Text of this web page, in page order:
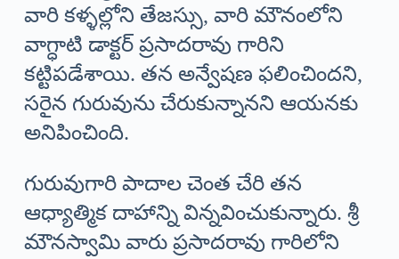
వారి కళ్ళల్లోని తేజస్సు, వారి మౌనంలోని
వాగ్ధాటి డాక్టర్ ప్రసాదరావు గారిని
కట్టిపడేశాయి. తన అన్వేషణ ఫలించిందని,
సరైన గురువును చేరుకున్నానని ఆయనకు
అనిపించింది.
గురువుగారి పాదాల చెంత చేరి తన
ఆధ్యాత్మిక దాహాన్ని విన్నవించుకున్నారు. శ్రీ
మౌనస్వామి వారు ప్రసాదరావు గారిలోని